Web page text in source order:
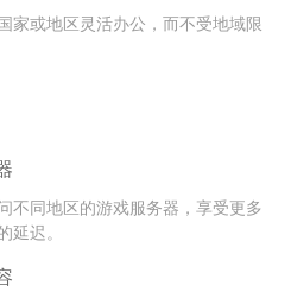
家或地区灵活办公，而不受地域限
不同地区的游戏服务器，享受更多
延迟。